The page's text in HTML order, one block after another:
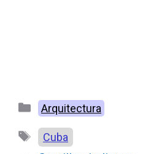
Categorías
Arquitectura
Etiquetas
Cuba